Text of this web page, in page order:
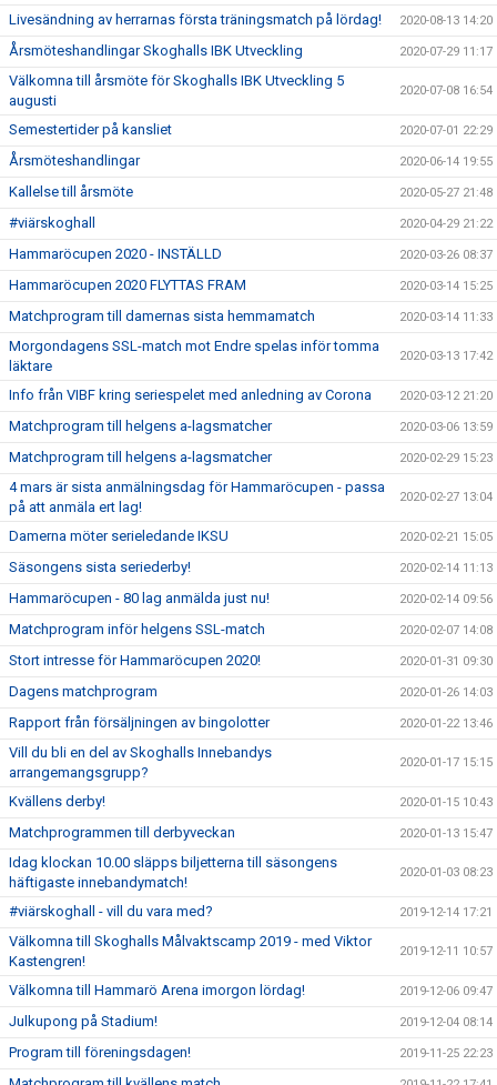
Livesändning av herrarnas första träningsmatch på lördag! 2020-08-13 14:20
Årsmöteshandlingar Skoghalls IBK Utveckling 2020-07-29 11:17
Välkomna till årsmöte för Skoghalls IBK Utveckling 5
augusti
2020-07-08 16:54
Semestertider på kansliet 2020-07-01 22:29
Årsmöteshandlingar 2020-06-14 19:55
Kallelse till årsmöte 2020-05-27 21:48
#viärskoghall 2020-04-29 21:22
Hammaröcupen 2020 - INSTÄLLD 2020-03-26 08:37
Hammaröcupen 2020 FLYTTAS FRAM 2020-03-14 15:25
Matchprogram till damernas sista hemmamatch 2020-03-14 11:33
Morgondagens SSL-match mot Endre spelas inför tomma
läktare
2020-03-13 17:42
Info från VIBF kring seriespelet med anledning av Corona 2020-03-12 21:20
Matchprogram till helgens a-lagsmatcher 2020-03-06 13:59
Matchprogram till helgens a-lagsmatcher 2020-02-29 15:23
4 mars är sista anmälningsdag för Hammaröcupen - passa
på att anmäla ert lag!
2020-02-27 13:04
Damerna möter serieledande IKSU 2020-02-21 15:05
Säsongens sista seriederby! 2020-02-14 11:13
Hammaröcupen - 80 lag anmälda just nu! 2020-02-14 09:56
Matchprogram inför helgens SSL-match 2020-02-07 14:08
Stort intresse för Hammaröcupen 2020! 2020-01-31 09:30
Dagens matchprogram 2020-01-26 14:03
Rapport från försäljningen av bingolotter 2020-01-22 13:46
Vill du bli en del av Skoghalls Innebandys
arrangemangsgrupp?
2020-01-17 15:15
Kvällens derby! 2020-01-15 10:43
Matchprogrammen till derbyveckan 2020-01-13 15:47
Idag klockan 10.00 släpps biljetterna till säsongens
häftigaste innebandymatch!
2020-01-03 08:23
#viärskoghall - vill du vara med? 2019-12-14 17:21
Välkomna till Skoghalls Målvaktscamp 2019 - med Viktor
Kastengren!
2019-12-11 10:57
Välkomna till Hammarö Arena imorgon lördag! 2019-12-06 09:47
Julkupong på Stadium! 2019-12-04 08:14
Program till föreningsdagen! 2019-11-25 22:23